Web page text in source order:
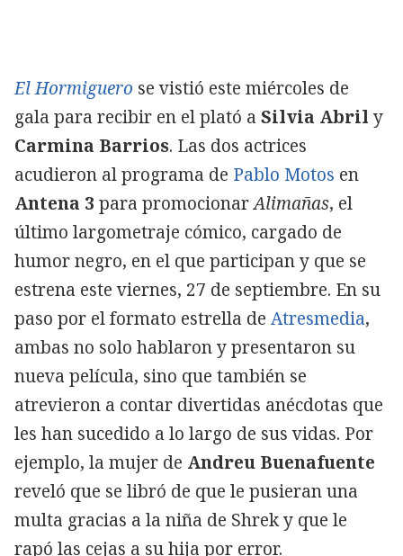
El Hormiguero se vistió este miércoles de
gala para recibir en el plató a Silvia Abril y
Carmina Barrios. Las dos actrices
acudieron al programa de Pablo Motos en
Antena 3 para promocionarAlimañas, el
último largometraje cómico, cargado de
humor negro, en el que participan y que se
estrena este viernes, 27 de septiembre. En su
paso por el formato estrella de Atresmedia,
ambas no solo hablaron y presentaron su
nueva película, sino que también se
atrevieron a contar divertidas anécdotas que
les han sucedido a lo largo de sus vidas. Por
ejemplo, la mujer de Andreu Buenafuente
reveló que se libró de que le pusieran una
multa gracias a la niña de Shrek y que le
rapó las cejas a su hija por error.